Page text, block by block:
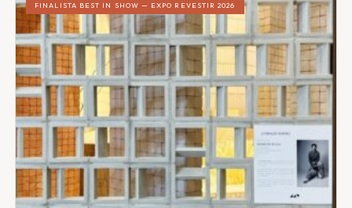
FINALISTA BEST IN SHOW — EXPO REVESTIR 2026